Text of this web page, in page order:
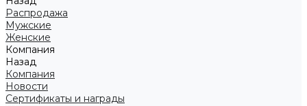
Распродажа
Мужские
Женские
Компания
Назад
Компания
Новости
Сертификаты и награды